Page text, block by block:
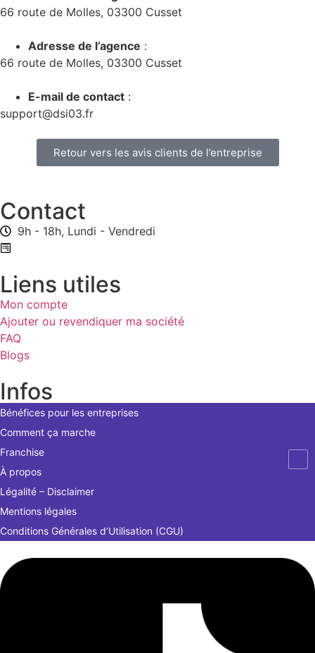
66 route de Molles, 03300 Cusset
Adresse de l’agence :
66 route de Molles, 03300 Cusset
E-mail de contact :
support@dsi03.fr
Retour vers les avis clients de l’entreprise
Contact
9h - 18h, Lundi - Vendredi
Liens utiles
Mon compte
Ajouter ou revendiquer ma société
FAQ
Blogs
Infos
Bénéfices pour les entreprises
Comment ça marche
Franchise
À propos
Légalité – Disclaimer
Mentions légales
Conditions Générales d’Utilisation (CGU)